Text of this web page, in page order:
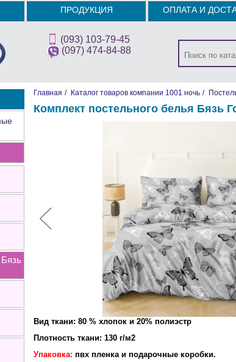
ПРОДУКЦИЯ ОПЛАТА И
(093) 103-79-45
(097) 474-84-88
Главная / Каталог товаров компании 1001 ночь /
Комплект постельного белья Бязь
Вид ткани: 80 % хлопок и 20% полиэстр
Плотность ткани: 130 г/м2
Упаковка: пвх пленка и подарочные коробки.